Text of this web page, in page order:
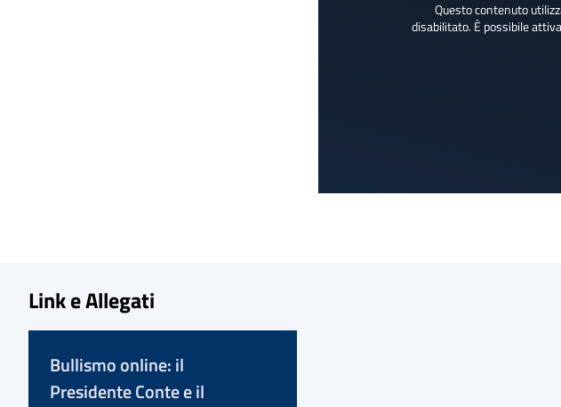
Questo contenuto
disabilitato. È possibile
Link e Allegati
Bullismo online: il
Presidente Conte e il